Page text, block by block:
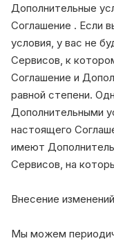
Дополнительные
Соглашение . Если
условия, у вас не
Сервисов, к
Соглашение и
равной степени.
Дополнительными
настоящего
имеют
Сервисов, на
Внесение
Мы можем